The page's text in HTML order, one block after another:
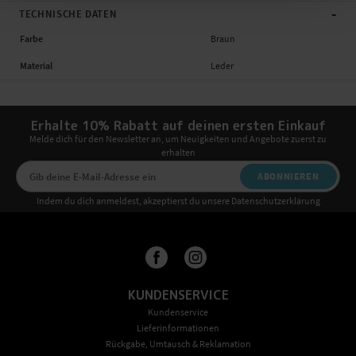
TECHNISCHE DATEN -
Farbe Braun
Material Leder
Erhalte 10% Rabatt auf deinen ersten Einkauf
Melde dich für den Newsletter an, um Neuigkeiten und Angebote zuerst zu
erhalten
ABONNIEREN
Indem du dich anmeldest, akzeptierst du unsere Datenschutzerklärung
KUNDENSERVICE
Kundenservice
Lieferinformationen
Rückgabe, Umtausch & Reklamation